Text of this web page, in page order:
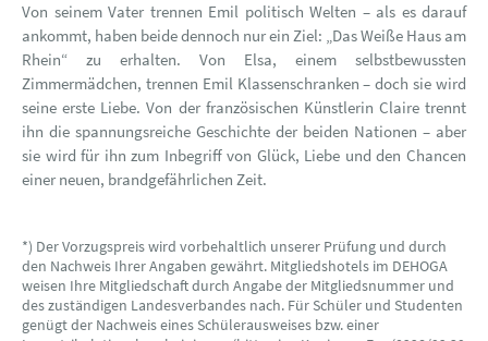
Von seinem Vater trennen Emil politisch Welten – als es darauf
ankommt, haben beide dennoch nur ein Ziel: „Das Weiße Haus am
Rhein“ zu erhalten. Von Elsa, einem selbstbewussten
Zimmermädchen, trennen Emil Klassenschranken – doch sie wird
seine erste Liebe. Von der französischen Künstlerin Claire trennt
ihn die spannungsreiche Geschichte der beiden Nationen – aber
sie wird für ihn zum Inbegriff von Glück, Liebe und den Chancen
einer neuen, brandgefährlichen Zeit.
*) Der Vorzugspreis wird vorbehaltlich unserer Prüfung und durch
den Nachweis Ihrer Angaben gewährt. Mitgliedshotels im DEHOGA
weisen Ihre Mitgliedschaft durch Angabe der Mitgliedsnummer und
des zuständigen Landesverbandes nach. Für Schüler und Studenten
genügt der Nachweis eines Schülerausweises bzw. einer